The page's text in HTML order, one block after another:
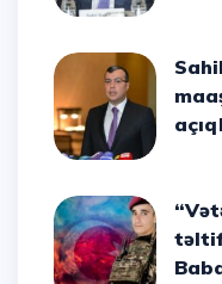
Sahil Babayevdən 2022-ci ildə
“Vətən uğrunda” medalı ilə
təltif